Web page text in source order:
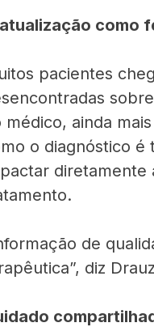
como
pacientes
médico, ainda
o diagnóstico
diretamente
de
diz